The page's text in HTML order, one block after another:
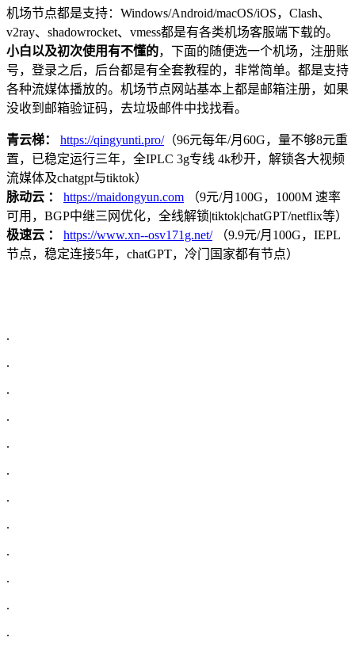
机场节点都是支持：Windows/Android/macOS/iOS，Clash、
v2ray、shadowrocket、vmess都是有各类机场客服端下载的。
小白以及初次使用有不懂的，下面的随便选一个机场，注册账
号，登录之后，后台都是有全套教程的，非常简单。都是支持
各种流媒体播放的。机场节点网站基本上都是邮箱注册，如果
没收到邮箱验证码，去垃圾邮件中找找看。
青云梯： https://qingyunti.pro/（96元每年/月60G，量不够8元重
置，已稳定运行三年，全IPLC 3g专线 4k秒开，解锁各大视频
流媒体及chatgpt与tiktok）
脉动云 ：
https://maidongyun.com （9元/月100G，1000M 速率
可用，BGP中继三网优化，全线解锁|tiktok|chatGPT/netflix等）
极速云 ：
https://www.xn--osv171g.net/（9.9元/月100G，IEPL
节点，稳定连接5年，chatGPT，冷门国家都有节点）
.
.
.
.
.
.
.
.
.
.
.
.